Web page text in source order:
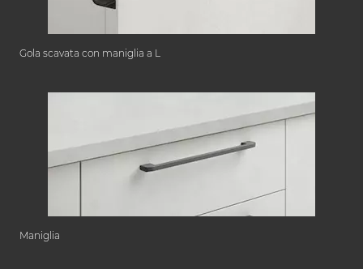
Gola scavata con maniglia a L
Maniglia